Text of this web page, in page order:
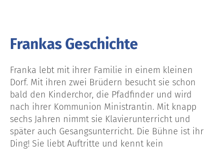
Frankas Geschichte
Franka lebt mit ihrer Familie in einem kleinen
Dorf. Mit ihren zwei Brüdern besucht sie schon
bald den Kinderchor, die Pfadfinder und wird
nach ihrer Kommunion Ministrantin. Mit knapp
sechs Jahren nimmt sie Klavierunterricht und
später auch Gesangsunterricht. Die Bühne ist ihr
Ding! Sie liebt Auftritte und kennt kein